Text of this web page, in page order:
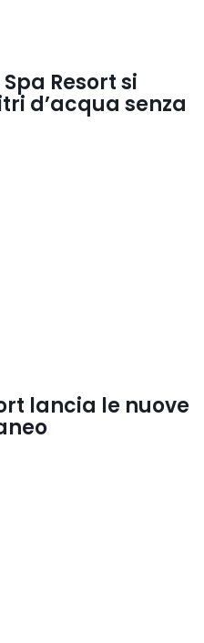
Resort si
d’acqua senza
lancia le nuove